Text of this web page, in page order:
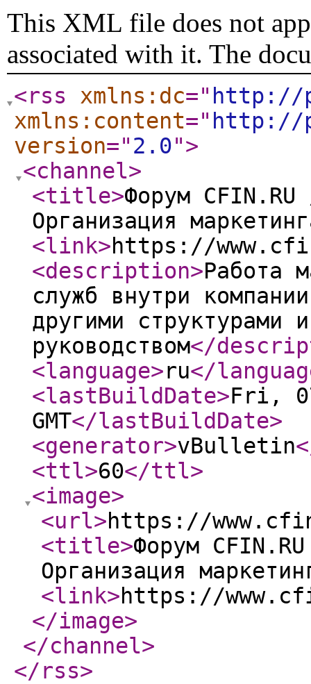
This XML file does not
associated with it. The
<rss xmlns:dc=" http://
xmlns:content=" http://
version="2.0">
<channel>
<title>Форум CFIN.RU
Организация
<link>https://
<description>Работа
служб внутри
другими структурами
руководством</
<language>ru</
<lastBuildDate>Fri,
GMT</lastBuildDate>
<generator>vBulletin
<ttl>60</ttl>
<image>
<url>https://
<title>Форум
Организация
<link>https://
</image>
</channel>
</rss>